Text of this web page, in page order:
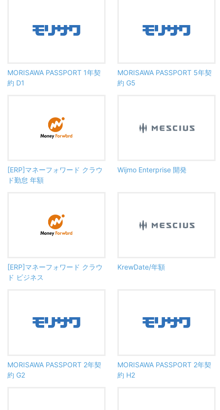
MORISAWA PASSPORT 1年契
約 D1
MORISAWA PASSPORT 5年契
約 G5
[ERP]マネーフォワード クラウ
ド勤怠 年額
Wijmo Enterprise 開発
[ERP]マネーフォワード クラウ
ド ビジネス
KrewDate/年額
MORISAWA PASSPORT 2年契
約 G2
MORISAWA PASSPORT 2年契
約 H2